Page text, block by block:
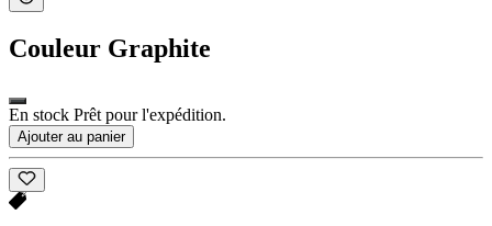
Couleur Graphite
En stock Prêt pour l'expédition.
Ajouter au panier